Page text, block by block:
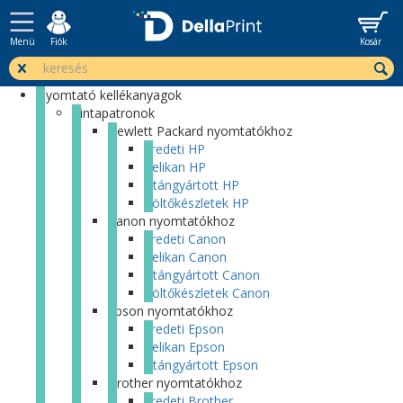
Menü Fiók Kosár
Nyomtató kellékanyagok
Tintapatronok
Hewlett Packard nyomtatókhoz
Eredeti HP
Pelikan HP
Utángyártott HP
Töltőkészletek HP
Canon nyomtatókhoz
Eredeti Canon
Pelikan Canon
Utángyártott Canon
Töltőkészletek Canon
Epson nyomtatókhoz
Eredeti Epson
Pelikan Epson
Utángyártott Epson
Brother nyomtatókhoz